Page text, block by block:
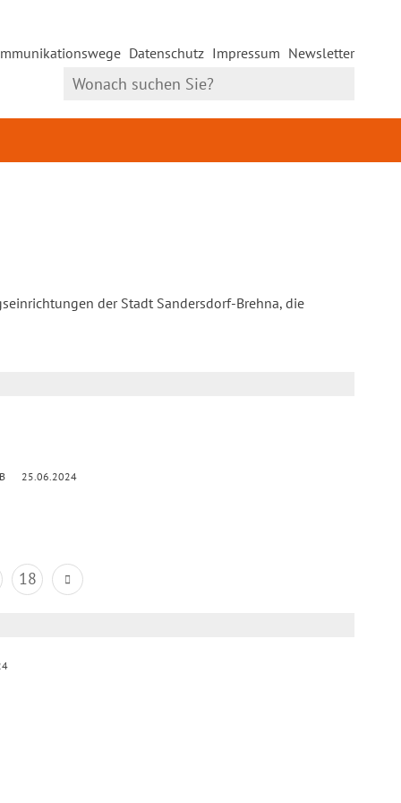
Datenschutz Impressum Newsletter
der Stadt Sandersdorf-Brehna, die
25.06.2024
18